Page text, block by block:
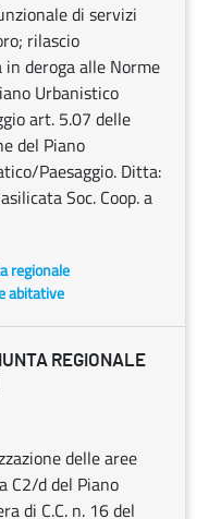
di servizi
rilascio
deroga alle Norme
Urbanistico
art. 5.07 delle
del Piano
Paesaggio. Ditta:
Soc. Coop. a
regionale
abitative
REGIONALE
delle aree
C2/d del Piano
di C.C. n. 16 del